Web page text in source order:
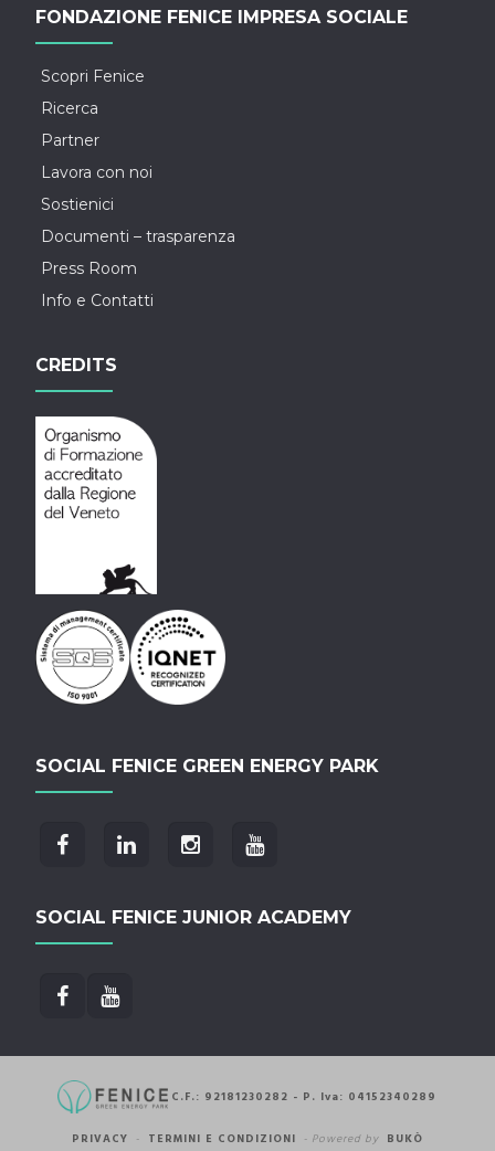
FONDAZIONE FENICE IMPRESA SOCIALE
Scopri Fenice
Ricerca
Partner
Lavora con noi
Sostienici
Documenti – trasparenza
Press Room
Info e Contatti
CREDITS
SOCIAL FENICE GREEN ENERGY PARK
SOCIAL FENICE JUNIOR ACADEMY
C.F.: 92181230282 - P. Iva: 04152340289
PRIVACY - TERMINI E CONDIZIONI - Powered by BUKÒ